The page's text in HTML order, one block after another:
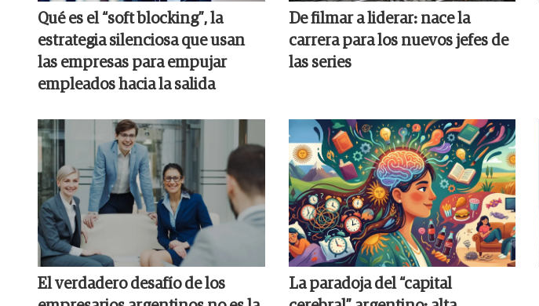
Qué es el “soft blocking”, la
estrategia silenciosa que usan
las empresas para empujar
empleados hacia la salida
De filmar a liderar: nace la
carrera para los nuevos jefes de
las series
El verdadero desafío de los
La paradoja del “capital